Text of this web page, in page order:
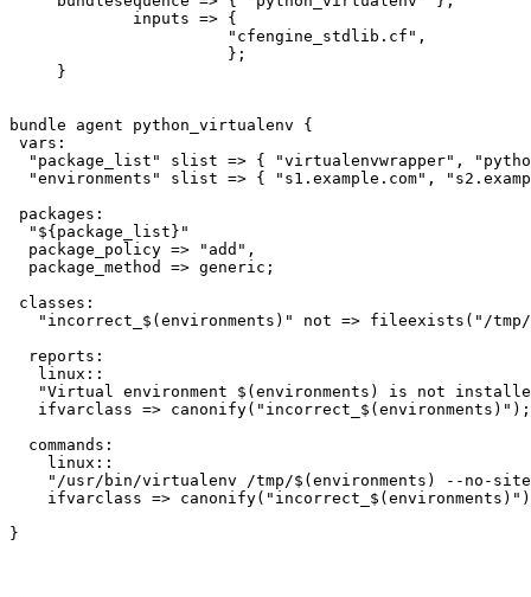
             inputs => {
                       "cfengine_stdlib.cf",
                       };
     }
bundle agent python_virtualenv {
vars:
"package_list" slist => { "virtualenvwrapper",
"environments" slist => { "s1.example.com",
packages:
  "${package_list}"
  package_policy => "add",
  package_method => generic;
classes:
"incorrect_$(environments)" not => fileexists("/
  reports:
   linux::
"Virtual environment $(environments) is not
   ifvarclass => canonify("incorrect_$(environments)");
  commands:
    linux::
"/usr/bin/virtualenv /tmp/$(environments) --no-
ifvarclass =>